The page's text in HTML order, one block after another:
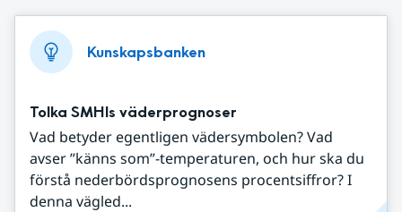
Kunskapsbanken
Tolka SMHIs väderprognoser
Vad betyder egentligen vädersymbolen? Vad
avser ”känns som”-temperaturen, och hur ska du
förstå nederbördsprognosens procentsiffror? I
denna vägled...